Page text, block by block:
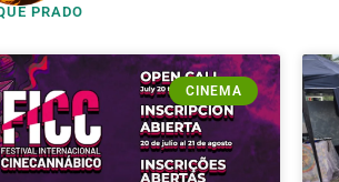
PRADO
CINEMA